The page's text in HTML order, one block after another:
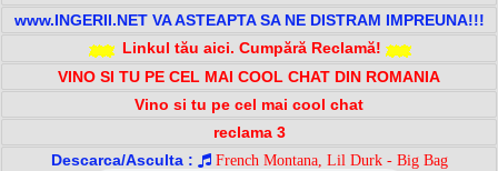
www.INGERII.NET VA ASTEAPTA SA NE DISTRAM IMPREUNA!!!
Linkul tău aici. Cumpără Reclamă!
VINO SI TU PE CEL MAI COOL CHAT DIN ROMANIA
Vino si tu pe cel mai cool chat
reclama 3
Descarca/Asculta :
French Montana, Lil Durk - Big Bag